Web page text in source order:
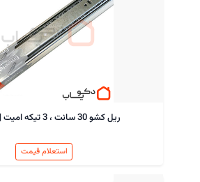
ریل کشو 30 سانت ، 3 تیکه امیت | Emeete
استعلام قیمت